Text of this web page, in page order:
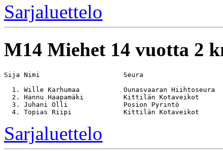
Sarjaluettelo
M14 Miehet 14 vuotta 2
Sija Nimi                     Seura
1. Wille Karhumaa           Ounasvaaran Hiihtoseura
2. Hannu Haapamäki          Kittilän Kotaveikot
3. Juhani Olli              Posion Pyrintö
Sarjaluettelo